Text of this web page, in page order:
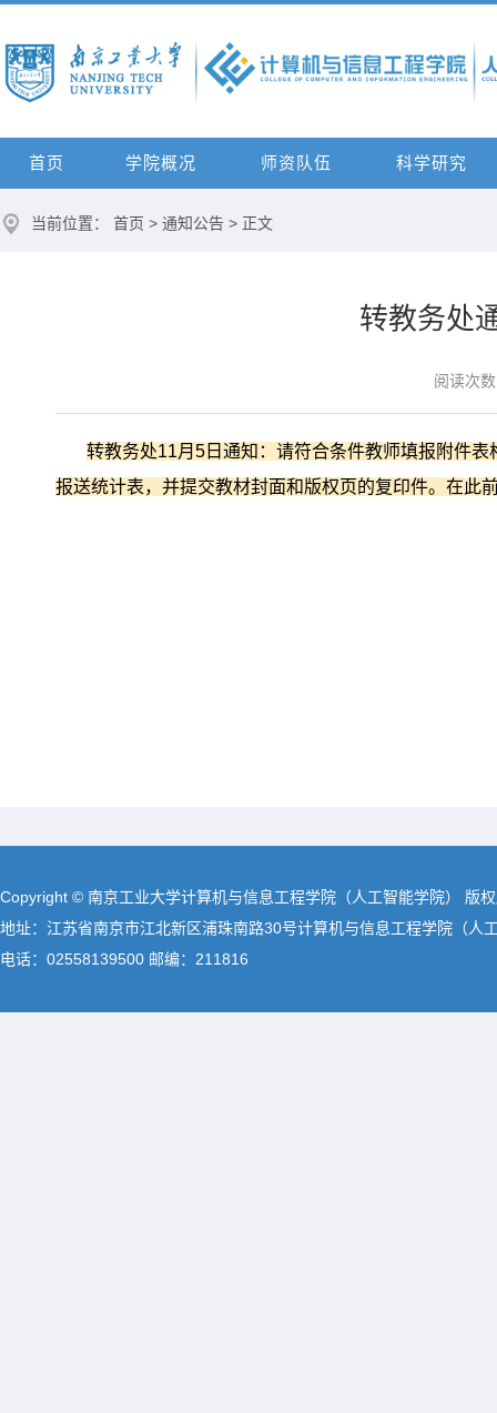
首页 学院概况 师资队伍 科学研究
当前位置： 首页 > 通知公告 > 正文
转教务处
阅读次
转教务处11月 5 日通知：请符合条件教师填报附件表
报送统计表，并提交教材封面和版权页的复印件。在此
Copyright © 南京工业大学计算机与信息工程学院（人工智能学院） 版
地址：江苏省南京市江北新区浦珠南路30号计算机与信息工程学院（人
电话：02558139500 邮编：211816